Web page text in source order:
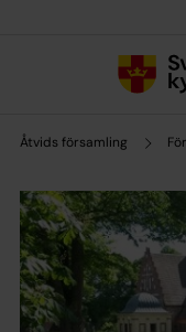
Åtvids församling